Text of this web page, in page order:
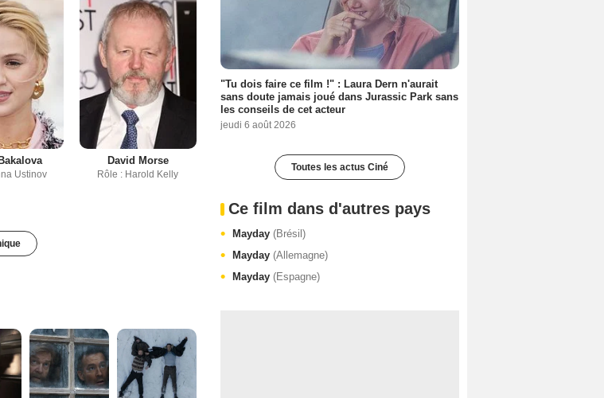
Ustinov
David Morse
Rôle : Harold Kelly
"Tu dois faire ce film !" : Laura Dern n'aurait
sans doute jamais joué dans Jurassic Park sans
les conseils de cet acteur
jeudi 6 août 2026
Toutes les actus Ciné
Ce film dans d'autres pays
Mayday (Brésil)
Mayday (Allemagne)
Mayday (Espagne)